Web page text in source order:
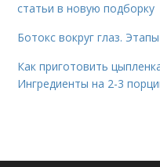
статьи в новую подборку
Ботокс вокруг глаз.
Как приготовить
Ингредиенты на 2-3